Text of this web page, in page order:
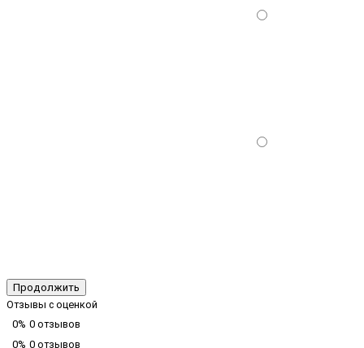
Продолжить
Отзывы с оценкой
0% 0 отзывов
0% 0 отзывов